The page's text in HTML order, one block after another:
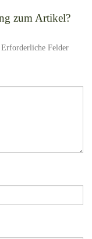
zum Artikel?
Felder